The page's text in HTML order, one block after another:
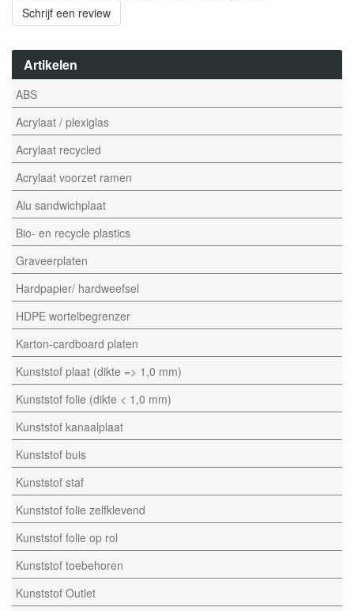
Artikelen
ABS
Acrylaat / plexiglas
Acrylaat recycled
Acrylaat voorzet ramen
Alu sandwichplaat
Bio- en recycle plastics
Graveerplaten
Hardpapier/ hardweefsel
HDPE wortelbegrenzer
Karton-cardboard platen
Kunststof plaat (dikte => 1,0 mm)
Kunststof folie (dikte < 1,0 mm)
Kunststof kanaalplaat
Kunststof buis
Kunststof staf
Kunststof folie zelfklevend
Kunststof folie op rol
Kunststof toebehoren
Kunststof Outlet
Schrijf een review